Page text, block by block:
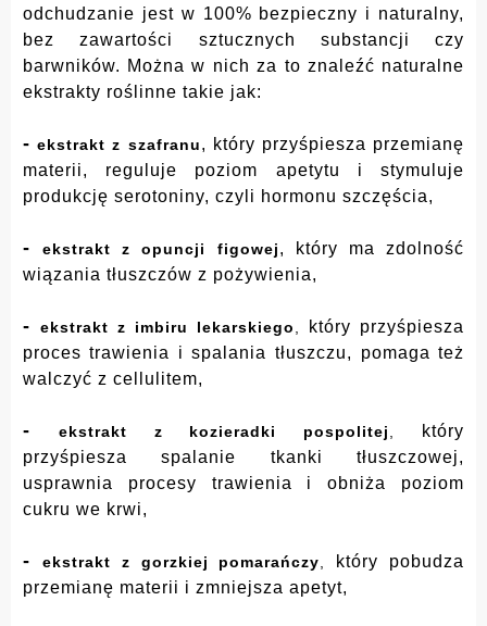
odchudzanie jest w 100% bezpieczny i naturalny,
bez zawartości sztucznych substancji czy
barwników. Można w nich za to znaleźć naturalne
ekstrakty roślinne takie jak:
- ekstrakt z szafranu, który przyśpiesza przemianę
materii, reguluje poziom apetytu i stymuluje
produkcję serotoniny, czyli hormonu szczęścia,
- ekstrakt z opuncji figowej, który ma zdolność
wiązania tłuszczów z pożywienia,
- ekstrakt z imbiru lekarskiego
który przyśpiesza
proces trawienia i spalania tłuszczu, pomaga też
walczyć z cellulitem,
- ekstrakt z kozieradki pospolitej
który
przyśpiesza spalanie tkanki tłuszczowej,
usprawnia procesy trawienia i obniża poziom
cukru we krwi,
- ekstrakt z gorzkiej pomarańczy
który pobudza
przemianę materii i zmniejsza apetyt,